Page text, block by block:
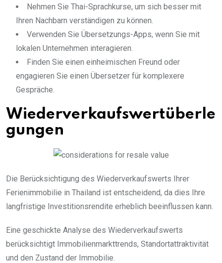
Nehmen Sie Thai-Sprachkurse, um sich besser mit
Ihren Nachbarn verständigen zu können.
Verwenden Sie Übersetzungs-Apps, wenn Sie mit
lokalen Unternehmen interagieren.
Finden Sie einen einheimischen Freund oder
engagieren Sie einen Übersetzer für komplexere
Gespräche.
Wiederverkaufswertüberle
gungen
Die Berücksichtigung des Wiederverkaufswerts Ihrer
Ferienimmobilie in Thailand ist entscheidend, da dies Ihre
langfristige Investitionsrendite erheblich beeinflussen kann.
Eine geschickte Analyse des Wiederverkaufswerts
berücksichtigt Immobilienmarkttrends, Standortattraktivität
und den Zustand der Immobilie.